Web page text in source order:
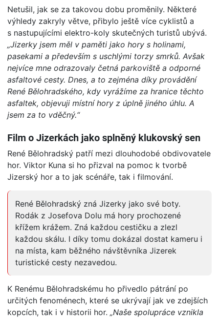
Netušil, jak se za takovou dobu proměnily. Některé
výhledy zakryly větve, přibylo ještě více cyklistů a
s nastupujícími elektro-koly skutečných turistů ubývá.
„Jizerky jsem měl v paměti jako hory s holinami,
pasekami a především s uschlými torzy smrků. Avšak
nejvíce mne odrazovaly četná parkoviště a odporné
asfaltové cesty. Dnes, a to zejména díky provádění
René Bělohradského, kdy vyrážíme za hranice těchto
asfaltek, objevuji místní hory z úplně jiného úhlu. A
jsem za to vděčný.“
Film o Jizerkách jako splněný klukovský sen
René Bělohradský patří mezi dlouhodobé obdivovatele
hor. Viktor Kuna si ho přizval na pomoc k tvorbě
Jizerský hor a to jak scénáře, tak i filmování.
René Bělohradský zná Jizerky jako své boty.
Rodák z Josefova Dolu má hory prochozené
křížem krážem. Zná každou cestičku a zlezl
každou skálu. I díky tomu dokázal dostat kameru i
na místa, kam běžného návštěvníka Jizerek
turistické cesty nezavedou.
K Renému Bělohradskému ho přivedlo pátrání po
určitých fenoménech, které se ukrývají jak ve zdejších
kopcích, tak i v historii hor. „Naše spolupráce vznikla